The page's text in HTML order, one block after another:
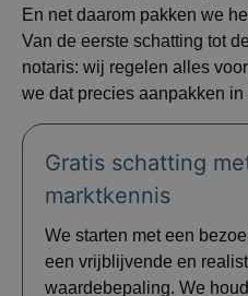
En net daarom pakken we
Van de eerste schatting tot
notaris: wij regelen alles
we dat precies aanpakken
Gratis schatting
marktkennis
We starten met een
een vrijblijvende en
waardebepaling. We